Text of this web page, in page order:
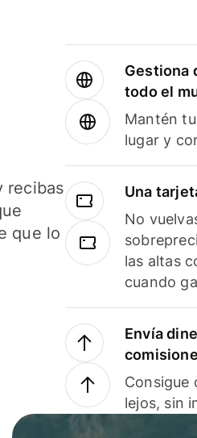
recibas
que lo
Gestiona
todo el
Mantén
lugar y
Una
No
las altas
cuando
Envía
Consigue
lejos, sin